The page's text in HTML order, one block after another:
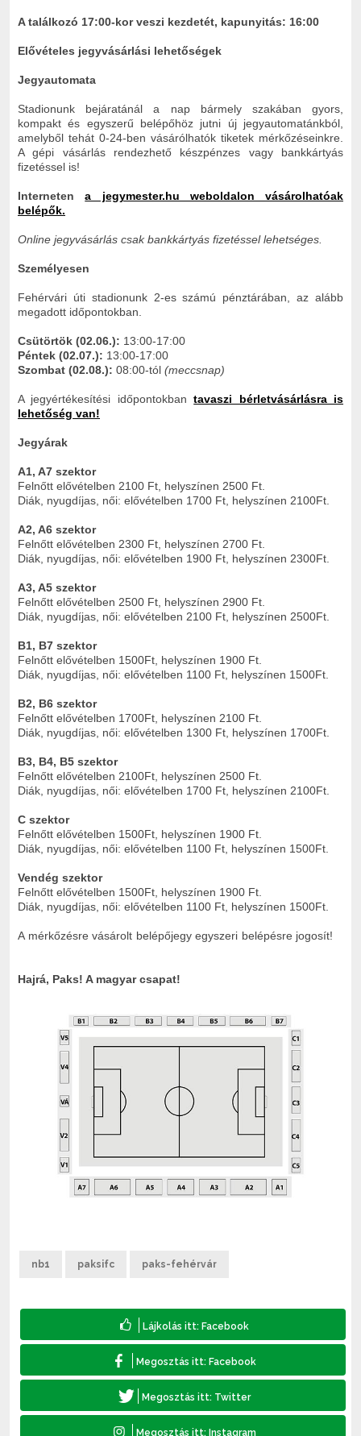
A találkozó 17:00-kor veszi kezdetét, kapunyitás: 16:00
Elővételes jegyvásárlási lehetőségek
Jegyautomata
Stadionunk bejáratánál a nap bármely szakában gyors,
kompakt és egyszerű belépőhöz jutni új jegyautomatánkból,
amelyből tehát 0-24-ben vásárólhatók tiketek mérkőzéseinkre.
A gépi vásárlás rendezhető készpénzes vagy bankkártyás
fizetéssel is!
Interneten
a jegymester.hu weboldalon vásárolhatóak
belépők.
Online jegyvásárlás csak bankkártyás fizetéssel lehetséges.
Személyesen
Fehérvári úti stadionunk 2-es számú pénztárában, az alább
megadott időpontokban.
Csütörtök (02.06.): 13:00-17:00
Péntek (02.07.): 13:00-17:00
Szombat (02.08.): 08:00-tól (meccsnap)
A jegyértékesítési időpontokban tavaszi bérletvásárlásra is
lehetőség van!
Jegyárak
A1, A7 szektor
Felnőtt elővételben 2100 Ft, helyszínen 2500 Ft.
Diák, nyugdíjas, női: elővételben 1700 Ft, helyszínen 2100Ft.
A2, A6 szektor
Felnőtt elővételben 2300 Ft, helyszínen 2700 Ft.
Diák, nyugdíjas, női: elővételben 1900 Ft, helyszínen 2300Ft.
A3, A5 szektor
Felnőtt elővételben 2500 Ft, helyszínen 2900 Ft.
Diák, nyugdíjas, női: elővételben 2100 Ft, helyszínen 2500Ft.
B1, B7 szektor
Felnőtt elővételben 1500Ft, helyszínen 1900 Ft.
Diák, nyugdíjas, női: elővételben 1100 Ft, helyszínen 1500Ft.
B2, B6 szektor
Felnőtt elővételben 1700Ft, helyszínen 2100 Ft.
Diák, nyugdíjas, női: elővételben 1300 Ft, helyszínen 1700Ft.
B3, B4, B5 szektor
Felnőtt elővételben 2100Ft, helyszínen 2500 Ft.
Diák, nyugdíjas, női: elővételben 1700 Ft, helyszínen 2100Ft.
C szektor
Felnőtt elővételben 1500Ft, helyszínen 1900 Ft.
Diák, nyugdíjas, női: elővételben 1100 Ft, helyszínen 1500Ft.
Vendég szektor
Felnőtt elővételben 1500Ft, helyszínen 1900 Ft.
Diák, nyugdíjas, női: elővételben 1100 Ft, helyszínen 1500Ft.
A mérkőzésre vásárolt belépőjegy egyszeri belépésre jogosít!
Hajrá, Paks! A magyar csapat!
nb1 paksifc paks-fehérvár